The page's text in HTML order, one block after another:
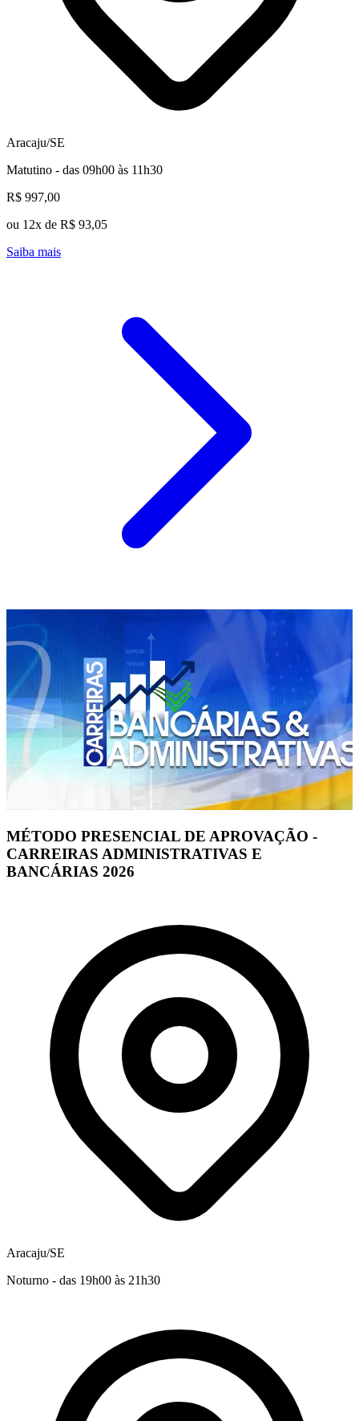
Aracaju/SE
Matutino - das 09h00 às 11h30
R$ 997,00
ou 12x de R$ 93,05
Saiba mais
MÉTODO PRESENCIAL DE APROVAÇÃO -
CARREIRAS ADMINISTRATIVAS E
BANCÁRIAS 2026
Aracaju/SE
Noturno - das 19h00 às 21h30